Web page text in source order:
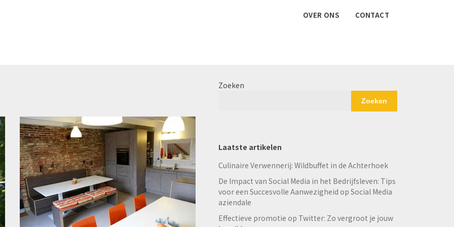
OVER ONS CONTACT
Zoeken
Zoeken
Laatste artikelen
Culinaire Verwennerij: Wildbuffet in de Achterhoek
De Impact van Social Media in het Bedrijfsleven: Tips
voor een Succesvolle Aanwezigheid op Social Media
aziendale
Effectieve promotie op Twitter: Zo vergroot je jouw